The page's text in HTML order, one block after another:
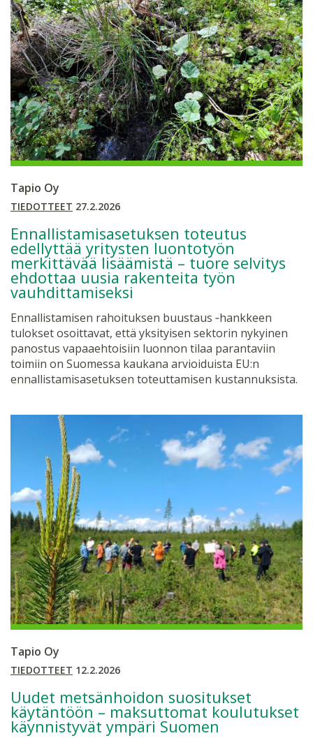
Tapio Oy
TIEDOTTEET 27.2.2026
Ennallistamisasetuksen toteutus
edellyttää yritysten luontotyön
merkittävää lisäämistä – tuore selvitys
ehdottaa uusia rakenteita työn
vauhdittamiseksi
Ennallistamisen rahoituksen buustaus ‑hankkeen
tulokset osoittavat, että yksityisen sektorin nykyinen
panostus vapaaehtoisiin luonnon tilaa parantaviin
toimiin on Suomessa kaukana arvioiduista EU:n
ennallistamisasetuksen toteuttamisen kustannuksista.
Tapio Oy
TIEDOTTEET 12.2.2026
Uudet metsänhoidon suositukset
käytäntöön – maksuttomat koulutukset
käynnistyvät ympäri Suomen